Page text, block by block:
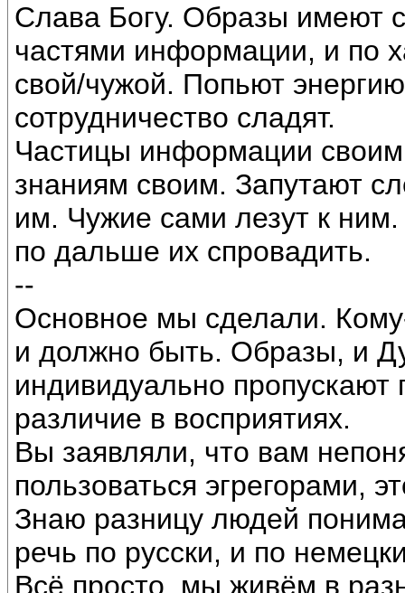
Слава Богу. Образы имеют
частями информации, и по
свой/чужой. Попьют
сотрудничество сладят.
Частицы информации своим
знаниям своим. Запутают
им. Чужие сами лезут к
по дальше их спровадить.
--
Основное мы сделали.
и должно быть. Образы, и
индивидуально пропускают
различие в восприятиях.
Вы заявляли, что вам
пользоваться эгрегорами,
Знаю разницу людей
речь по русски, и по
Всё просто, мы живём в